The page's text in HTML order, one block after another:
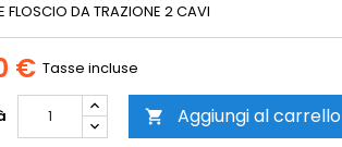
FLOSCIO DA TRAZIONE 2 CAVI
€ Tasse incluse
 Aggiungi al carrello